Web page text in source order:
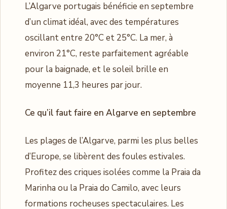
L’Algarve portugais bénéficie en septembre
d’un climat idéal, avec des températures
oscillant entre 20°C et 25°C. La mer, à
environ 21°C, reste parfaitement agréable
pour la baignade, et le soleil brille en
moyenne 11,3 heures par jour.
Ce qu’il faut faire en Algarve en septembre
Les plages de l’Algarve, parmi les plus belles
d’Europe, se libèrent des foules estivales.
Profitez des criques isolées comme la Praia da
Marinha ou la Praia do Camilo, avec leurs
formations rocheuses spectaculaires. Les